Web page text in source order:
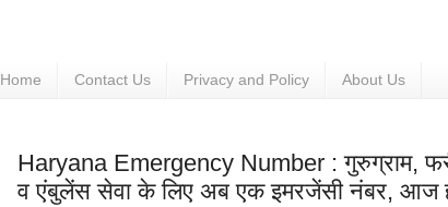
Home Contact Us Privacy and Policy About Us
Haryana Emergency Number : गुरुग्राम,
व एंबुलेंस सेवा के लिए अब एक इमरजेंसी नंबर, आज